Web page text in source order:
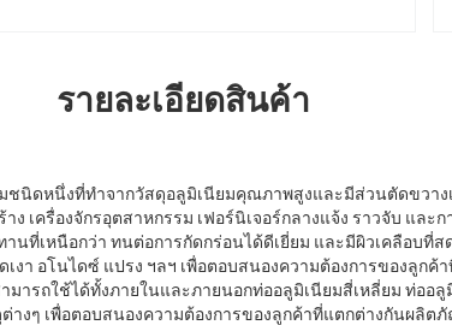
รายละเอียดสินค้า
มชนิดหนึ่งที่ทำจากวัสดุอลูมิเนียมคุณภาพสูงและมีส่วนตัดขวา
ง เครื่องจักรอุตสาหกรรม เฟอร์นิเจอร์กลางแจ้ง ราวจับ และ
นที่เหนือกว่า ทนต่อการกัดกร่อนได้ดีเยี่ยม และมีผิวเคลือบที่
งา อโนไดซ์ แปรง ฯลฯ เพื่อตอบสนองความต้องการของลูกค้
มารถใช้ได้ทั้งภายในและภายนอกท่ออลูมิเนียมสี่เหลี่ยม ท่ออลู
างๆ เพื่อตอบสนองความต้องการของลูกค้าที่แตกต่างกันผลิ